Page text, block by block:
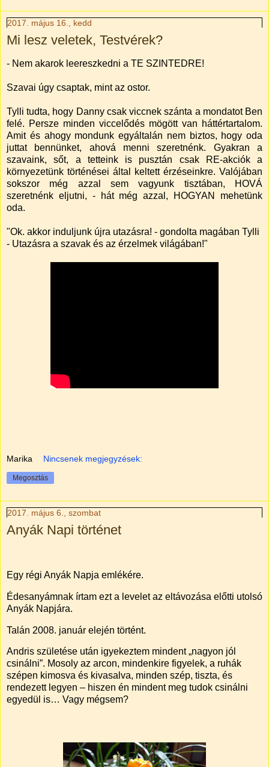
2017. május 16., kedd
Mi lesz veletek, Testvérek?
- Nem akarok leereszkedni a TE SZINTEDRE!
Szavai úgy csaptak, mint az ostor.
Tylli tudta, hogy Danny csak viccnek szánta a mondatot Ben
felé. Persze minden viccelődés mögött van háttértartalom.
Amit és ahogy mondunk egyáltalán nem biztos, hogy oda
juttat bennünket, ahová menni szeretnénk. Gyakran a
szavaink, sőt, a tetteink is pusztán csak RE-akciók a
környezetünk történései által keltett érzéseinkre. Valójában
sokszor még azzal sem vagyunk tisztában, HOVÁ
szeretnénk eljutni, - hát még azzal, HOGYAN mehetünk
oda.
"Ok. akkor induljunk újra utazásra! - gondolta magában Tylli
- Utazásra a szavak és az érzelmek világában!"
Marika Nincsenek megjegyzések:
Megosztás
2017. május 6., szombat
Anyák Napi történet
Egy régi Anyák Napja emlékére.
Édesanyámnak írtam ezt a levelet az eltávozása előtti utolsó
Anyák Napjára.
Talán 2008. január elején történt.
Andris születése után igyekeztem mindent „nagyon jól
csinálni”. Mosoly az arcon, mindenkire figyelek, a ruhák
szépen kimosva és kivasalva, minden szép, tiszta, és
rendezett legyen – hiszen én mindent meg tudok csinálni
egyedül is… Vagy mégsem?